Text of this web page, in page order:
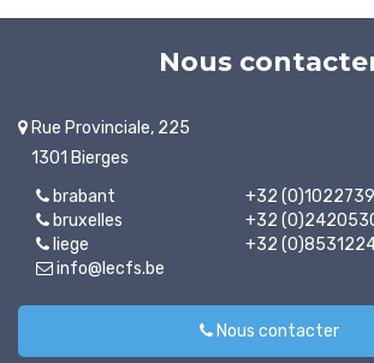
Nous
Rue Provinciale, 225
1301 Bierges
brabant
+32
bruxelles
+32
liege
+32
info@lecfs.be
Nous contacter